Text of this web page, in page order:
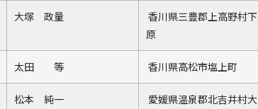
大塚 政量
香川県三豊郡上高野村下
原
太田 等 香川県高松市塩上町
松本 純一
愛媛県温泉郡北吉井村大